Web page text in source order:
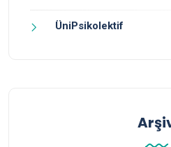
ÜniPsikolektif